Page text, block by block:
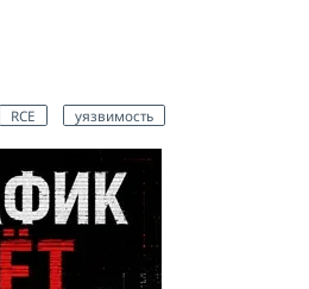
RCE уязвимость